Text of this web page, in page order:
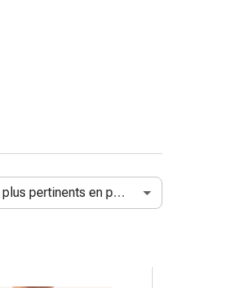
Les plus pertinents en premier